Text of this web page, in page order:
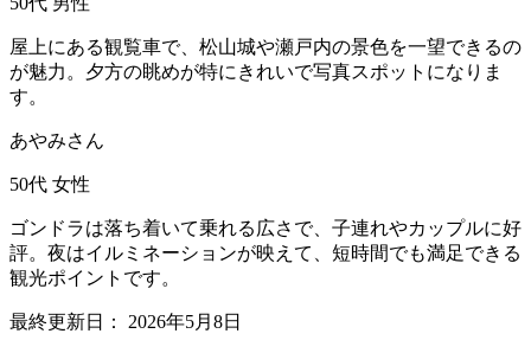
屋上にある観覧車で、松山城や瀬戸内の景色を一望できるの
が魅力。夕方の眺めが特にきれいで写真スポットになりま
す。
あやみさん
50代 女性
ゴンドラは落ち着いて乗れる広さで、子連れやカップルに好
評。夜はイルミネーションが映えて、短時間でも満足できる
観光ポイントです。
最終更新日： 2026年5月8日